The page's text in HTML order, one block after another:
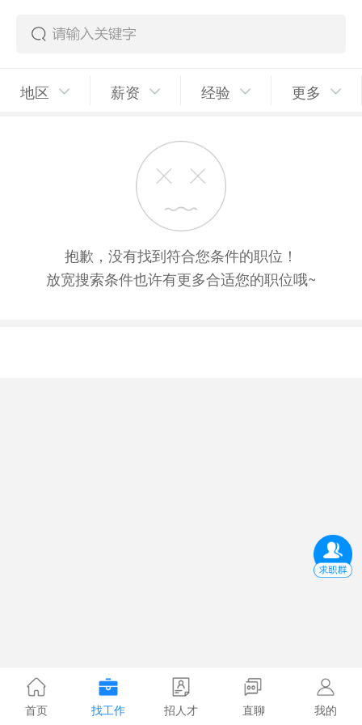
地区 薪资 经验 更多
抱歉，没有找到符合您条件的职位！
放宽搜索条件也许有更多合适您的职位哦~
首页 找工作 招人才 直聊 我的